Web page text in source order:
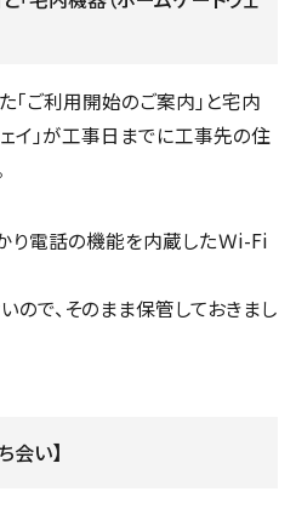
ご利用開始のご案内」と宅内
イ」が工事日までに工事先の住
り電話の機能を内蔵したＷi-Fi
で、そのまま保管しておきまし
い】